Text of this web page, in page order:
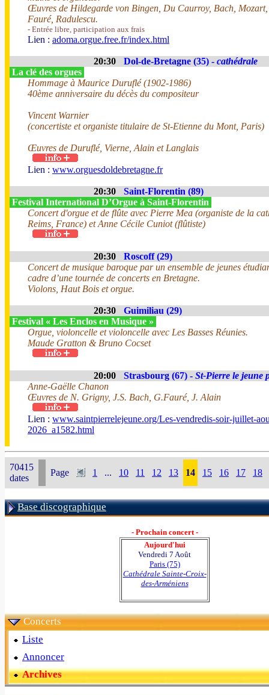
Œuvres de Hildegarde von Bingen, Du Caurroy, Bach, Mozart,
Fauré, Radulescu.
- Entrée libre, participation aux frais
Lien : adoma.orgue.free.fr/index.html
20:30 Dol-de-Bretagne (35) - cathédrale
La clé des orgues
Hommage à Maurice Duruflé (1902-1986)
40ème anniversaire du décès du compositeur
Vincent Warnier
(concertiste et organiste titulaire de St-Etienne du Mont, Paris)
Œuvres de Duruflé, Vierne, Alain et Langlais
Lien : www.orguesdoldebretagne.fr
20:30
Saint-Florentin (89)
Festival International D’Orgue à Saint-Florentin
Concert d'orgue et de flûte avec Pierre Mea (organiste de la
Reims, France) et Anne Cécile Cuniot (flûtiste)
20:30
Roscoff (29)
Concert de musique baroque par un ensemble de jeunes
cadre d’une tournée de concerts en Bretagne.
Violons, Haut Bois et orgue.
20:30
Guimiliau (29)
Festival « Les Enclos en Musique »
Orgue, violoncelle et violoncelle avec Les Basses Réunies.
Maude Gratton & Bruno Cocset
20:00 Strasbourg (67) - St-Pierre le jeune
Anne-Gaëlle Chanon
Œuvres de N. Grigny, J.S. Bach, G.Fauré, J. Alain
Lien : www.saintpierrelejeune.org/Les-vendredis-soir-juillet-
2026_a1582.html
70415
dates
Page 1 ... 10 11 12 13 14 15 16 17 18
Base discographique
- Prochain concert -
Aujourd'hui
Vendredi 7 Août
Paris (75)
Cathédrale Sainte-Croix-
des-Arméniens
Concerts
Liste
Annoncer
Archives